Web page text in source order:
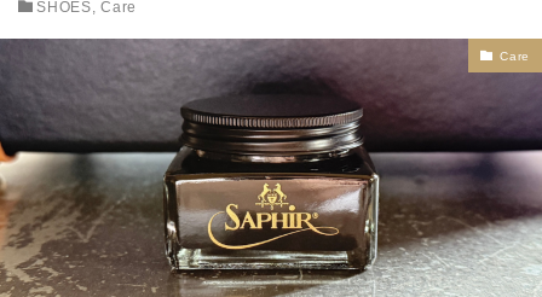
SHOES,Care
Care